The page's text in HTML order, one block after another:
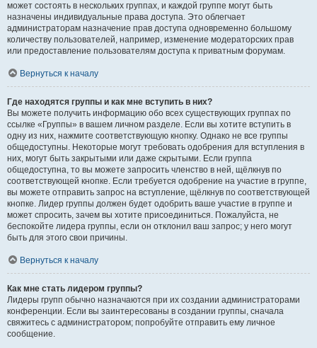
может состоять в нескольких группах, и каждой группе могут быть
назначены индивидуальные права доступа. Это облегчает
администраторам назначение прав доступа одновременно большому
количеству пользователей, например, изменение модераторских прав
или предоставление пользователям доступа к приватным форумам.
Вернуться к началу
Где находятся группы и как мне вступить в них?
Вы можете получить информацию обо всех существующих группах по
ссылке «Группы» в вашем личном разделе. Если вы хотите вступить в
одну из них, нажмите соответствующую кнопку. Однако не все группы
общедоступны. Некоторые могут требовать одобрения для вступления в
них, могут быть закрытыми или даже скрытыми. Если группа
общедоступна, то вы можете запросить членство в ней, щёлкнув по
соответствующей кнопке. Если требуется одобрение на участие в группе,
вы можете отправить запрос на вступление, щёлкнув по соответствующей
кнопке. Лидер группы должен будет одобрить ваше участие в группе и
может спросить, зачем вы хотите присоединиться. Пожалуйста, не
беспокойте лидера группы, если он отклонил ваш запрос; у него могут
быть для этого свои причины.
Вернуться к началу
Как мне стать лидером группы?
Лидеры групп обычно назначаются при их создании администраторами
конференции. Если вы заинтересованы в создании группы, сначала
свяжитесь с администратором; попробуйте отправить ему личное
сообщение.